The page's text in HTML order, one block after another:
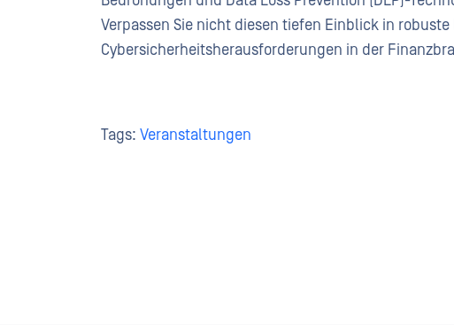
Verpassen Sie nicht diesen tiefen Einblick in
Cybersicherheitsherausforderungen in der
Tags: Veranstaltungen